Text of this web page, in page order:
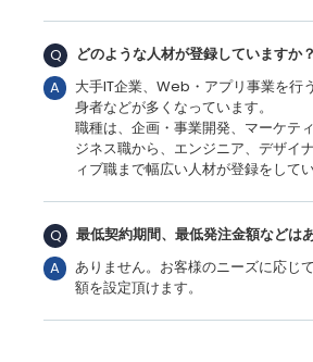
Q
どのような人材が登録していますか？
A
大手IT企業、Web・アプリ事業を行
身者などが多くなっています。
職種は、企画・事業開発、マーケテ
ジネス職から、エンジニア、デザイ
ィブ職まで幅広い人材が登録をしてい
Q
最低契約期間、最低発注金額などは
A
ありません。お客様のニーズに応じ
額を設定頂けます。